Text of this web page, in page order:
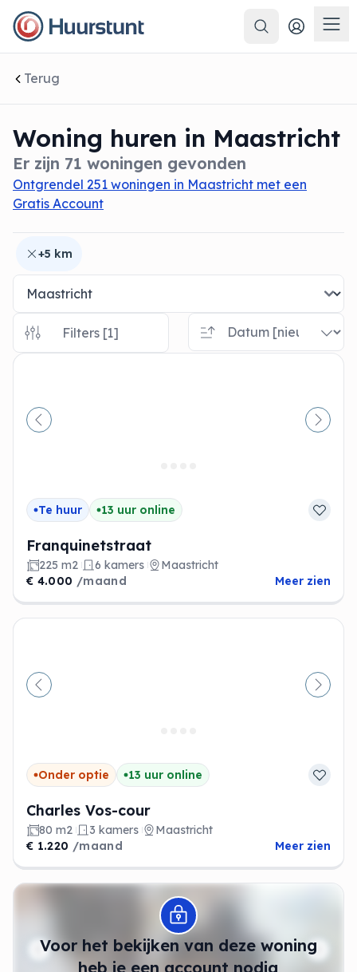
Zoeken
Terug
Woning huren in Maastricht
Er zijn 71 woningen gevonden
Ontgrendel 251 woningen in Maastricht met een
Gratis Account
sluiten
+5 km
Filters [1]
Vorige
Te huur 13 uur online
Franquinetstraat
225 m2 6 kamers
Maastricht
€ 4.000 /maand Meer zien
Vorige
Onder optie 13 uur online
Charles Vos-cour
80 m2 3 kamers
Maastricht
€ 1.220 /maand Meer zien
Voor het bekijken van deze woning
heb je een account nodig
Modal openen